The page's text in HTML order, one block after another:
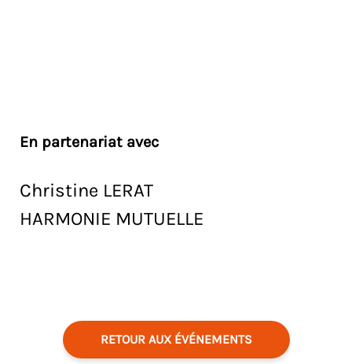
En partenariat avec
Christine LERAT
HARMONIE MUTUELLE
RETOUR AUX ÉVÉNEMENTS